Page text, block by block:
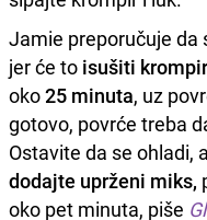
Jamie preporučuje da
jer će to isušiti
oko25 minuta, uz
gotovo, povrće treba
Ostavite da se ohladi,
dodajte uprženi miks,
oko pet minuta, piše